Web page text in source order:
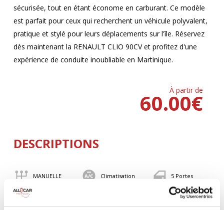
sécurisée, tout en étant économe en carburant. Ce modèle
est parfait pour ceux qui recherchent un véhicule polyvalent,
pratique et stylé pour leurs déplacements sur l'île. Réservez
dès maintenant la RENAULT CLIO 90CV et profitez d'une
expérience de conduite inoubliable en Martinique.
À partir de
€
60.00
DESCRIPTIONS
MANUELLE Climatisation 5 Portes
BLUETOOTH 90 CV